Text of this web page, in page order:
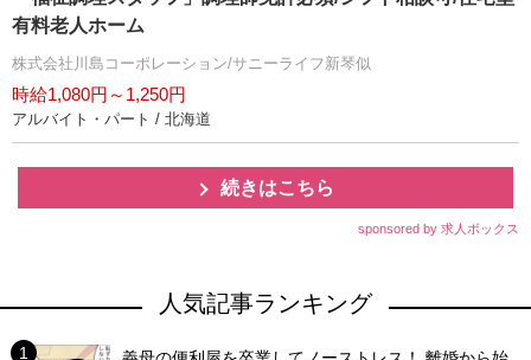
有料老人ホーム
株式会社川島コーポレーション/サニーライフ新琴似
時給1,080円～1,250円
アルバイト・パート / 北海道
続きはこちら
sponsored by 求人ボックス
人気記事ランキング